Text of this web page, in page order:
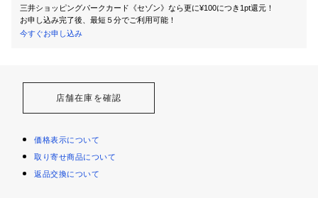
三井ショッピングパークカード《セゾン》なら更に¥100につき1pt還元！
お申し込み完了後、最短５分でご利用可能！
今すぐお申し込み
店舗在庫を確認
価格表示について
取り寄せ商品について
返品交換について